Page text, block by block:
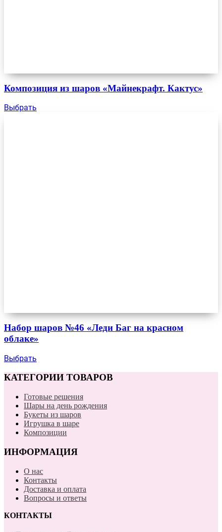
Композиция из шаров «Майнекрафт. Кактус»
Выбрать
Набор шаров №46 «Леди Баг на красном
облаке»
Выбрать
КАТЕГОРИИ ТОВАРОВ
Готовые решения
Шары на день рождения
Букеты из шаров
Игрушка в шаре
Композиции
ИНФОРМАЦИЯ
О нас
Контакты
Доставка и оплата
Вопросы и ответы
КОНТАКТЫ